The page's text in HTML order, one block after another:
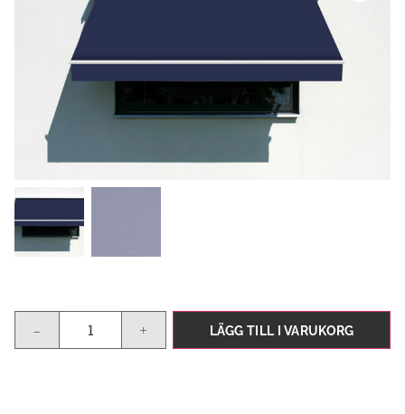
- + LÄGG TILL I VARUKORG